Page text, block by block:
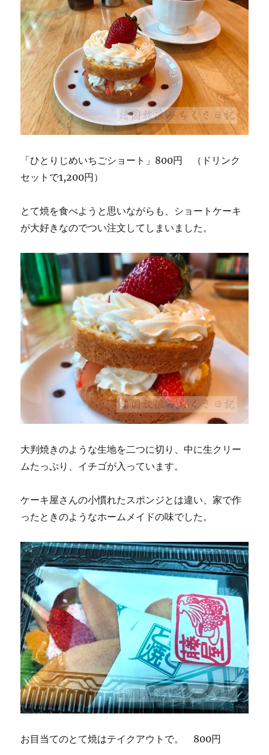
「ひとりじめいちごショート」800円 （ドリンク
セットで1,200円）
とて焼を食べようと思いながらも、ショートケーキ
が大好きなのでつい注文してしまいました。
大判焼きのような生地を二つに切り、中に生クリー
ムたっぷり、イチゴが入っています。
ケーキ屋さんの小慣れたスポンジとは違い、家で作
ったときのようなホームメイドの味でした。
お目当てのとて焼はテイクアウトで。 800円